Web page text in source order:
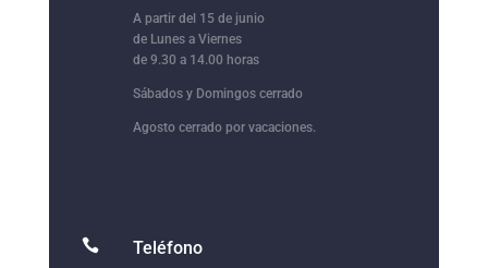
A partir del 15 de junio
de Lunes a Viernes
de 9.30 a 14.00 horas
Sábados y Domingos cerrado
Agosto cerrado por vacaciones.
 Teléfono